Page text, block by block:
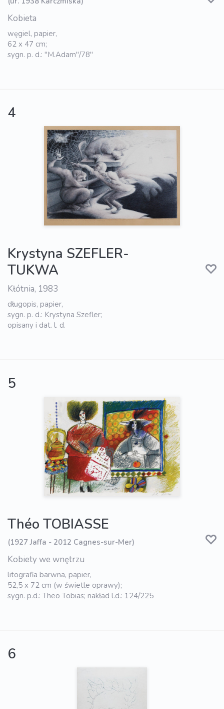
Kobieta
węgiel, papier,
62 x 47 cm;
sygn. p. d.: "M.Adam"/78"
4
Krystyna SZEFLER-
TUKWA
Kłótnia, 1983
długopis, papier,
sygn. p. d.: Krystyna Szefler;
opisany i dat. l. d.
5
Théo TOBIASSE
(1927 Jaffa - 2012 Cagnes-sur-Mer)
Kobiety we wnętrzu
litografia barwna, papier,
52,5 x 72 cm (w świetle oprawy);
sygn. p.d.: Theo Tobias; nakład l.d.: 124/225
6